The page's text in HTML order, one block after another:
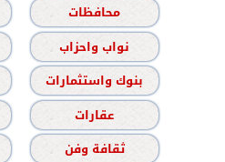
محافظات
نواب واحزاب
بنوك واستثمارات
عقارات
ثقافة وفن